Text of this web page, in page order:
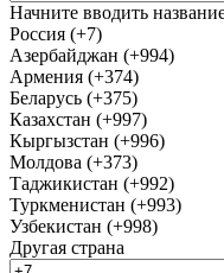
Начните вводить
Россия (+7)
Азербайджан (+994)
Армения (+374)
Беларусь (+375)
Казахстан (+997)
Кыргызстан (+996)
Молдова (+373)
Таджикистан (+992)
Туркменистан (+993)
Узбекистан (+998)
Другая страна